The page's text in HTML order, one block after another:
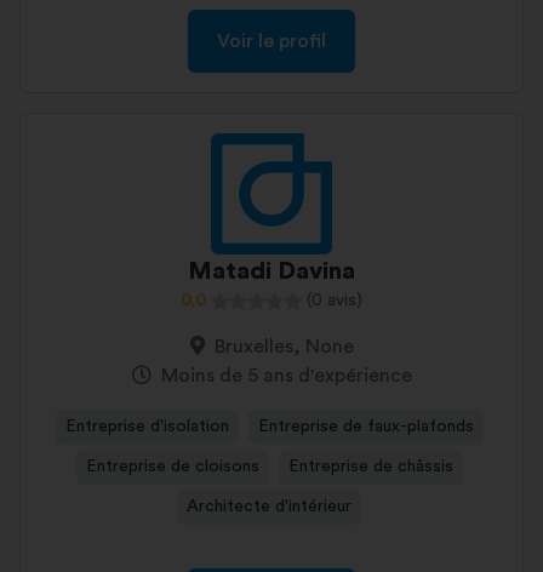
Voir le profil
Matadi Davina
0,0 (0 avis)
Bruxelles, None
Moins de 5 ans d'expérience
Entreprise d'isolation Entreprise de faux-plafonds
Entreprise de cloisons Entreprise de châssis
Architecte d'intérieur